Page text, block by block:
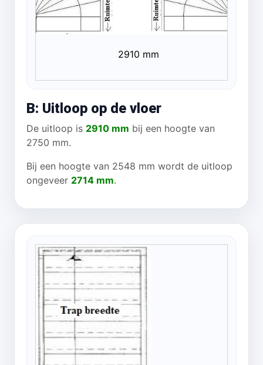
2910 mm
B: Uitloop op de vloer
De uitloop is 2910 mm bij een hoogte van
2750 mm.
Bij een hoogte van 2548 mm wordt de uitloop
ongeveer 2714 mm.